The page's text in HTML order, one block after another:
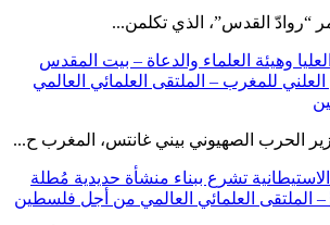
“روادّ القدس”، الذي تكلمن...
وهيئة العلماء والدعاة – بيت المقدس
للمغرب – الملتقى العلمائي العالمي
الحرب الصهيوني بيني غانتس، المغرب ح...
تشرع ببناء منشأة حديدية مُطلة
الملتقى العلمائي العالمي من أجل فلسطين